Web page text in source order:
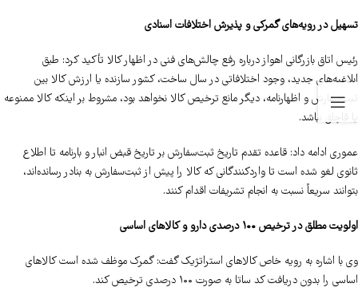
تسهیل در رویه‌های گمرکی و پذیرش اختلافات اسنادی
رئیس اتاق بازرگانی اهواز درباره رفع چالش‌های فنی در اظهار کالا تأکید کرد: طبق
ابلاغیه‌های جدید، وجود اختلافاتی در سال ساخت، کشور سازنده یا ارزش کالا بین
ثبت‌سفارش و اظهارنامه، دیگر مانع ترخیص کالا نخواهد بود، مشروط بر اینکه کالا ممنوعه
یا قاچاق نباشد.
عموری ادامه داد: قاعده تقدم تاریخ ثبت‌سفارش بر تاریخ قبض انبار و بارنامه تا اطلاع
ثانوی لغو شده است تا واردکنندگانی که کالا را پیش از ثبت‌سفارش به بنادر رسانده‌اند،
بتوانند سریعاً نسبت به انجام تشریفات اقدام کنند.
اولویت مطلق در ترخیص ۱۰۰ درصدی دارو و کالاهای اساسی
وی با اشاره به رویه خاص کالاهای استراتژیک گفت: گمرک موظف شده است کالاهای
اساسی را بدون دریافت کد ساتا به صورت ۱۰۰ درصدی ترخیص کند.